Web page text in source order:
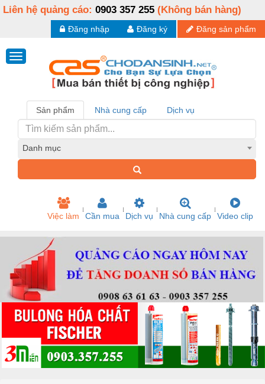
Liên hệ quảng cáo: 0903 357 255 (Không bán hàng)
Đăng sản phẩm
Đăng ký
Đăng nhập
Sản phẩm Nhà cung cấp Dịch vụ
Danh mục
Việc làm Cần mua Dịch vụ Nhà cung cấp Video clip